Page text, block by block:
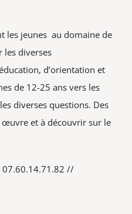
les jeunes au domaine de
les diverses
d’orientation et
de 12-25 ans vers les
diverses questions. Des
œuvre et à découvrir sur le
//